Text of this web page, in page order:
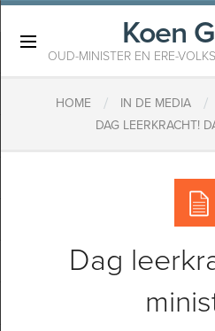
Koen
OUD-MINISTER EN ERE-
HOME / IN DE MEDIA /
DAG LEERKRACHT!
Dag